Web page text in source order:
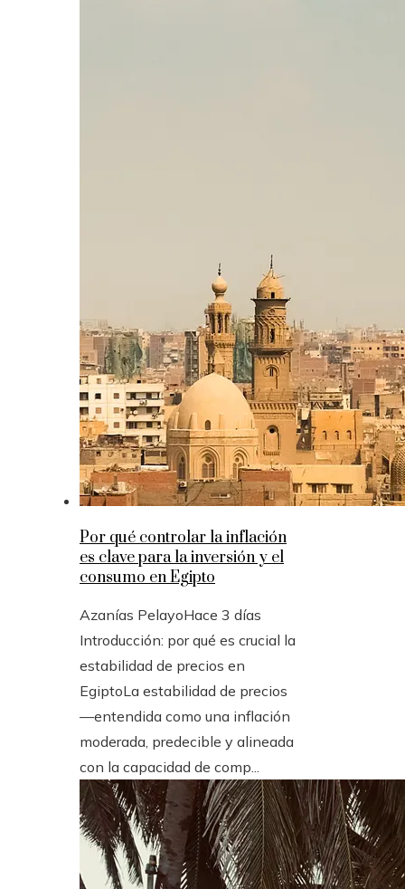
Por qué controlar la inflación
es clave para la inversión y el
consumo en Egipto
Azanías PelayoHace 3 días
Introducción: por qué es crucial la
estabilidad de precios en
EgiptoLa estabilidad de precios
—entendida como una inflación
moderada, predecible y alineada
con la capacidad de comp...